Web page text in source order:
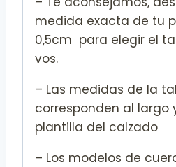
medida exacta de tu
0,5cm para elegir el
vos.
– Las medidas de la
corresponden al largo
plantilla del calzado
– Los modelos de